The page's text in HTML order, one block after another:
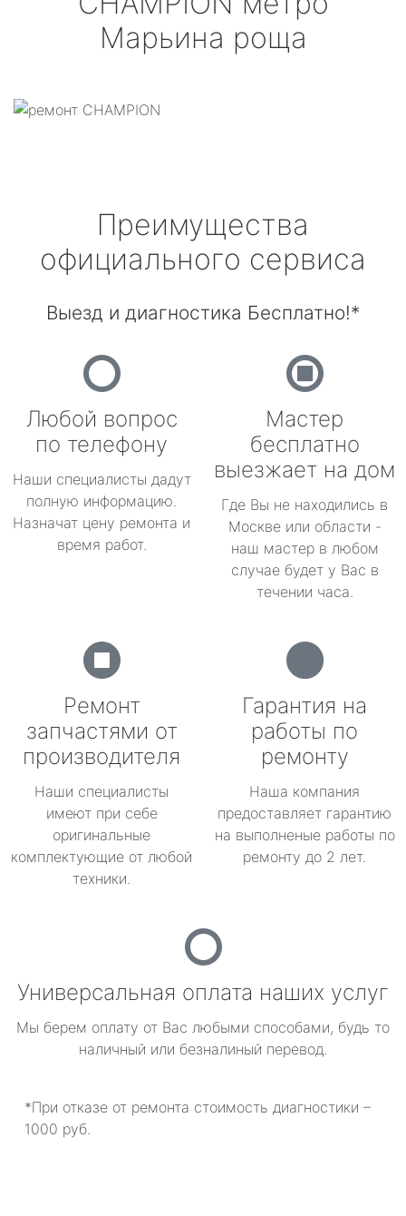
Марьина роща
Преимущества
официального сервиса
Выезд и диагностика Бесплатно!*
Любой вопрос
по телефону
Наши специалисты дадут
полную информацию.
Назначат цену ремонта и
время работ.
Мастер
бесплатно
выезжает на дом
Где Вы не находились в
Москве или области -
наш мастер в любом
случае будет у Вас в
течении часа.
Ремонт
запчастями от
производителя
Наши специалисты
имеют при себе
оригинальные
комплектующие от любой
техники.
Гарантия на
работы по
ремонту
Наша компания
предоставляет гарантию
на выполненые работы по
ремонту до 2 лет.
Универсальная оплата наших услуг
Мы берем оплату от Вас любыми способами, будь то
наличный или безналиный перевод.
*При отказе от ремонта стоимость диагностики –
1000 руб.